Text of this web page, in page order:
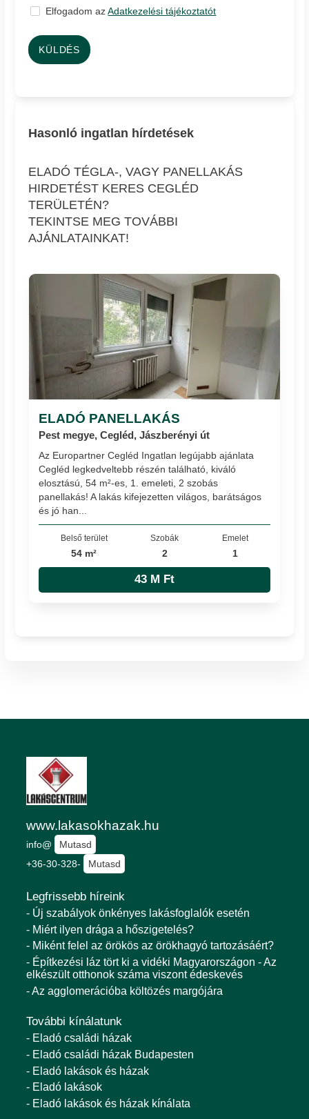
Elfogadom azAdatkezelési tájékoztatót
KÜLDÉS
Hasonló ingatlan hírdetések
ELADÓ TÉGLA-, VAGY PANELLAKÁS
HIRDETÉST KERES CEGLÉD
TERÜLETÉN?
TEKINTSE MEG TOVÁBBI
AJÁNLATAINKAT!
ELADÓ PANELLAKÁS
Pest megye, Cegléd, Jászberényi út
Az Europartner Cegléd Ingatlan legújabb ajánlata
Cegléd legkedveltebb részén található, kiváló
elosztású, 54 m²-es, 1. emeleti, 2 szobás
panellakás! A lakás kifejezetten világos, barátságos
és jó han...
Belső terület
54 m²
Szobák
2
Emelet
1
43 M Ft
www.lakasokhazak.hu
info@
Mutasd
+36-30-328-
Mutasd
Legfrissebb híreink
- Új szabályok önkényes lakásfoglalók esetén
- Miért ilyen drága a hőszigetelés?
- Miként felel az örökös az örökhagyó tartozásáért?
- Építkezési láz tört ki a vidéki Magyarországon - Az
elkészült otthonok száma viszont édeskevés
- Az agglomerációba költözés margójára
További kínálatunk
- Eladó családi házak
- Eladó családi házak Budapesten
- Eladó lakások és házak
- Eladó lakások
- Eladó lakások és házak kínálata